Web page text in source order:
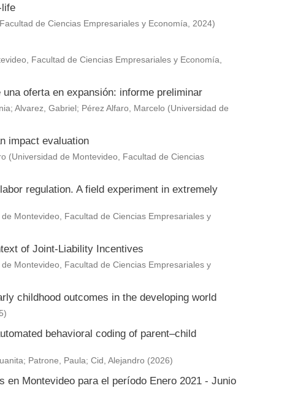
de Ciencias Empresariales y Economía, 2024)
Facultad de Ciencias Empresariales y Economía,
oferta en expansión: informe preliminar
; Alvarez, Gabriel ; Pérez Alfaro, Marcelo (Universidad de
impact evaluation
(Universidad de Montevideo, Facultad de Ciencias
regulation. A field experiment in extremely
Montevideo, Facultad de Ciencias Empresariales y
of Joint-Liability Incentives
Montevideo, Facultad de Ciencias Empresariales y
childhood outcomes in the developing world
)
behavioral coding of parent–child
; Patrone, Paula; Cid, Alejandro (2026)
Montevideo para el período Enero 2021 - Junio